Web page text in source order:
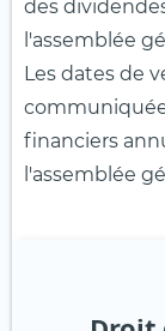
des
l'assemblée
Les dates de
financiers
l'assemblée